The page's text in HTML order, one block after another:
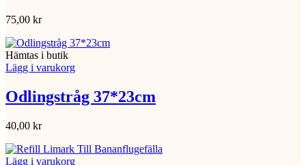
75,00 kr
Hämtas i butik
Lägg i varukorg
Odlingstråg 37*23cm
40,00 kr
Lägg i varukorg